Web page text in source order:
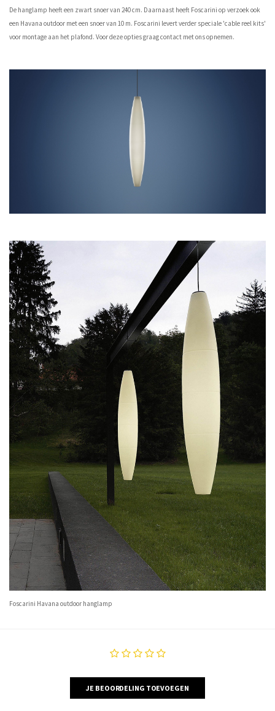
De hanglamp heeft een zwart snoer van 240 cm. Daarnaast heeft Foscarini op verzoek ook
een Havana outdoor met een snoer van 10 m. Foscarini levert verder speciale 'cable reel kits'
voor montage aan het plafond. Voor deze opties graag contact met ons opnemen.
Foscarini Havana outdoor hanglamp
JE BEOORDELING TOEVOEGEN